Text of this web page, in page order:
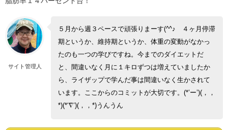
サイト管理人
５月から週３ペースで頑張りまーす(^^♪ ４ヶ月停滞
期というか、維持期というか、体重の変動がなかっ
たのも一つの学びですね。今までのダイエットだ
と、間違いなく月に１キロずつは増えていましたか
ら、ライザップで学んだ事は間違いなく生かされて
います。ここからのコミットが大切です。(*’ー’)(，，
*)(*‘∇‘)(，，*)うんうん